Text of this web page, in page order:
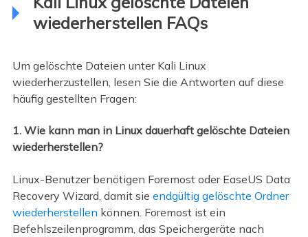
wiederherstellen FAQs
Um gelöschte Dateien unter Kali Linux
wiederherzustellen, lesen Sie die Antworten auf diese
häufig gestellten Fragen:
1. Wie kann man in Linux dauerhaft gelöschte Dateien
wiederherstellen?
Linux-Benutzer benötigen Foremost oder EaseUS Data
Recovery Wizard, damit sie endgültig gelöschte Ordner
wiederherstellen können. Foremost ist ein
Befehlszeilenprogramm, das Speichergeräte nach